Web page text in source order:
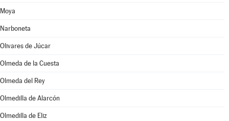
Moya
Narboneta
Olivares de Júcar
Olmeda de la Cuesta
Olmeda del Rey
Olmedilla de Alarcón
Olmedilla de Eliz